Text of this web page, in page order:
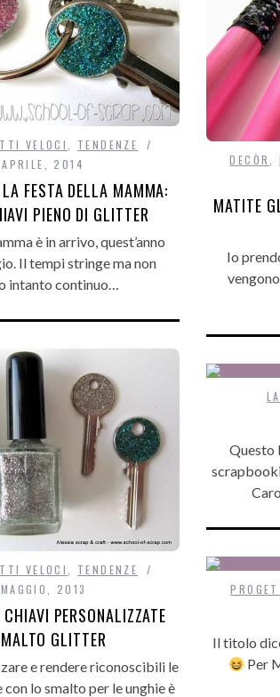
VELOCI
TENDENZE
2014
FESTA DELLA MAMMA:
PIENO DI GLITTER
è in arrivo, quest’anno
Il tempi stringe ma non
intanto continuo…
DECÒR,
MATITE
Io
VELOCI
TENDENZE
2013
PERSONALIZZATE
GLITTER
e rendere riconoscibili le
lo smalto per le unghie è
Questo
Il titolo
Per